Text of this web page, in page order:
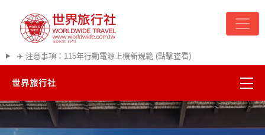
✈️ 注意事項：115年行動電源上機新規範 (點擊查看)
世界旅行社
精彩越南